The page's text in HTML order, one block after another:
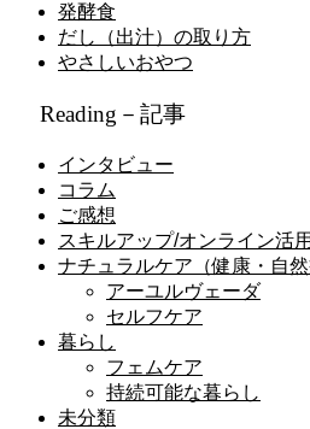
発酵食
だし（出汁）の取り方
やさしいおやつ
Reading－記事
インタビュー
コラム
ご感想
スキルアップ/オンライン活用
ナチュラルケア（健康・自然
アーユルヴェーダ
セルフケア
暮らし
フェムケア
持続可能な暮らし
未分類